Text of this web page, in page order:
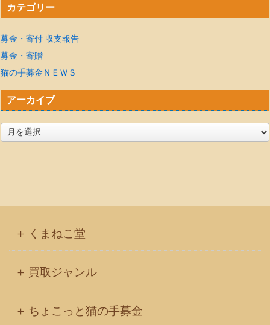
カテゴリー
募金・寄付 収支報告
募金・寄贈
猫の手募金ＮＥＷＳ
アーカイブ
ー
くまねこ堂
買取ジャンル
ちょこっと猫の手募金